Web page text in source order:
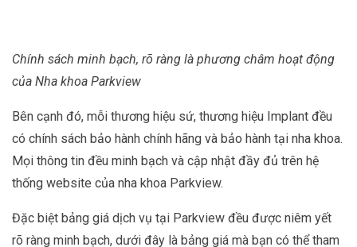
Chính sách minh bạch, rõ ràng là phương châm hoạt động
của Nha khoa Parkview
Bên cạnh đó, mỗi thương hiệu sứ, thương hiệu Implant đều
có chính sách bảo hành chính hãng và bảo hành tại nha khoa.
Mọi thông tin đều minh bạch và cập nhật đầy đủ trên hệ
thống website của nha khoa Parkview.
Đặc biệt bảng giá dịch vụ tại Parkview đều được niêm yết
rõ ràng minh bạch, dưới đây là bảng giá mà bạn có thể tham